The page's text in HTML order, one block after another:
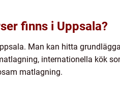
finns i Uppsala?
Man kan hitta
internationella kök
matlagning.